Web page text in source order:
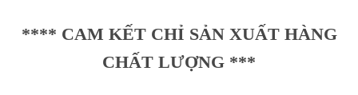
**** CAM KẾT CHỈ SẢN XUẤT HÀNG
CHẤT LƯỢNG ***